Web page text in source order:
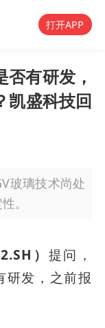
打开APP
有研发，
凯盛科技回
玻璃技术尚处
。
） 提问，
研发，之前报